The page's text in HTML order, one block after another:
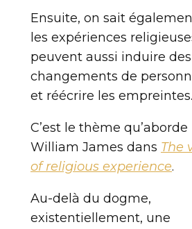
Ensuite, on sait
les expériences
peuvent aussi induire des
changements de
et réécrire les empreintes.
C’est le thème qu’aborde
William James dans The
of religious experience.
Au-delà du dogme,
existentiellement, une